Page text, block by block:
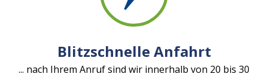
Blitzschnelle Anfahrt
... nach Ihrem Anruf sind wir innerhalb von 20 bis 30